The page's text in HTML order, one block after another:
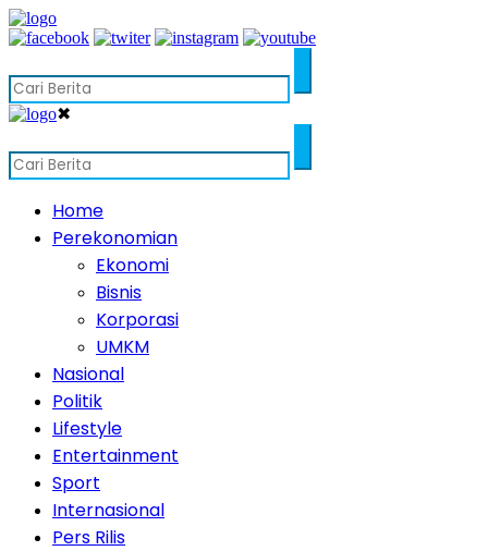
✖
Home
Perekonomian
Ekonomi
Bisnis
Korporasi
UMKM
Nasional
Politik
Lifestyle
Entertainment
Sport
Internasional
Pers Rilis